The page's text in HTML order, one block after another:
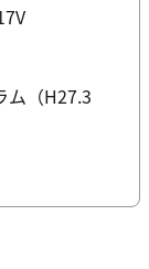
ム（H27.3